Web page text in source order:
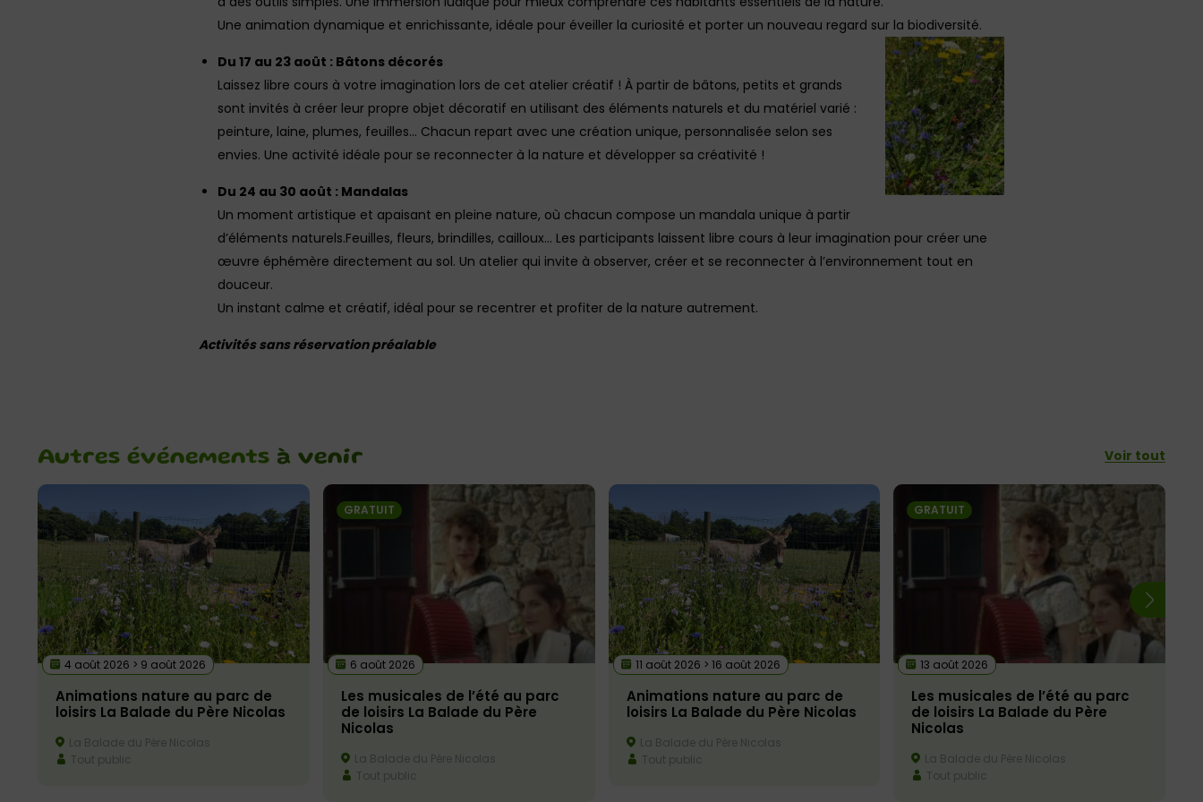
Une animation dynamique et enrichissante, idéale pour éveiller la curiosité et porter un nouveau regard sur la biodiversité.
Du 17 au 23 août : Bâtons décorés
Laissez libre cours à votre imagination lors de cet atelier créatif ! À partir de bâtons, petits et grands
sont invités à créer leur propre objet décoratif en utilisant des éléments naturels et du matériel varié :
peinture, laine, plumes, feuilles… Chacun repart avec une création unique, personnalisée selon ses
envies. Une activité idéale pour se reconnecter à la nature et développer sa créativité !
Du 24 au 30 août : Mandalas
Un moment artistique et apaisant en pleine nature, où chacun compose un mandala unique à partir
d’éléments naturels.Feuilles, fleurs, brindilles, cailloux… Les participants laissent libre cours à leur imagination pour créer une
œuvre éphémère directement au sol. Un atelier qui invite à observer, créer et se reconnecter à l’environnement tout en
douceur.
Un instant calme et créatif, idéal pour se recentrer et profiter de la nature autrement.
Activités sans réservation préalable
Autres événements à venir Voir tout
4 août 2026 > 9 août 2026
Animations nature au parc de
loisirs La Balade du Père Nicolas
La Balade du Père Nicolas
Tout public
6 août 2026
Les musicales de l’été au parc
de loisirs La Balade du Père
Nicolas
La Balade du Père Nicolas
Tout public
GRATUIT
11 août 2026 > 16 août 2026
Animations nature au parc de
loisirs La Balade du Père Nicolas
La Balade du Père Nicolas
Tout public
13 août 2026
Les musicales de l’été au parc
de loisirs La Balade du Père
Nicolas
La Balade du Père Nicolas
Tout public
GRATUIT